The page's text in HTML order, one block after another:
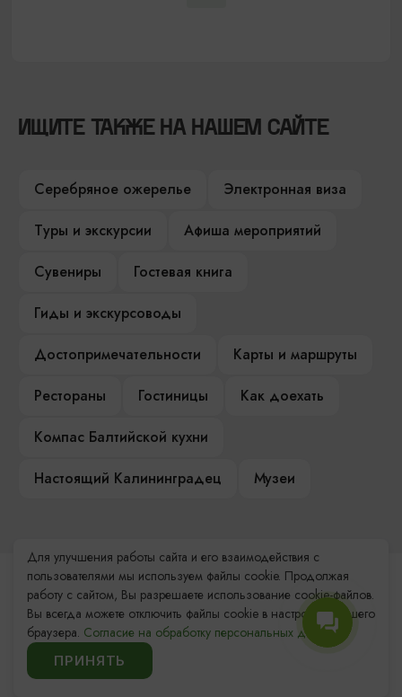
ИЩИТЕ ТАКЖЕ НА НАШЕМ САЙТЕ
Серебряное ожерелье
Электронная виза
Туры и экскурсии
Афиша мероприятий
Сувениры
Гостевая книга
Гиды и экскурсоводы
Достопримечательности
Карты и маршруты
Рестораны
Гостиницы
Как доехать
Компас Балтийской кухни
Настоящий Калининградец
Музеи
Контакты Туристского
информационного центра
+7 (4012) 555-200
Для улучшения работы сайта и его взаимодействия с
пользователями мы используем файлы cookie. Продолжая
работу с сайтом, Вы разрешаете использование cookie-файлов.
Вы всегда можете отключить файлы cookie в настройках Вашего
браузера. Согласие на обработку персональных данных.
ПРИНЯТЬ